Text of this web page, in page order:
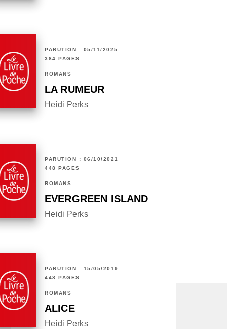
PARUTION : 05/11/2025
384 PAGES
ROMANS
LA RUMEUR
Heidi Perks
PARUTION : 06/10/2021
448 PAGES
ROMANS
EVERGREEN ISLAND
Heidi Perks
PARUTION : 15/05/2019
448 PAGES
ROMANS
ALICE
Heidi Perks